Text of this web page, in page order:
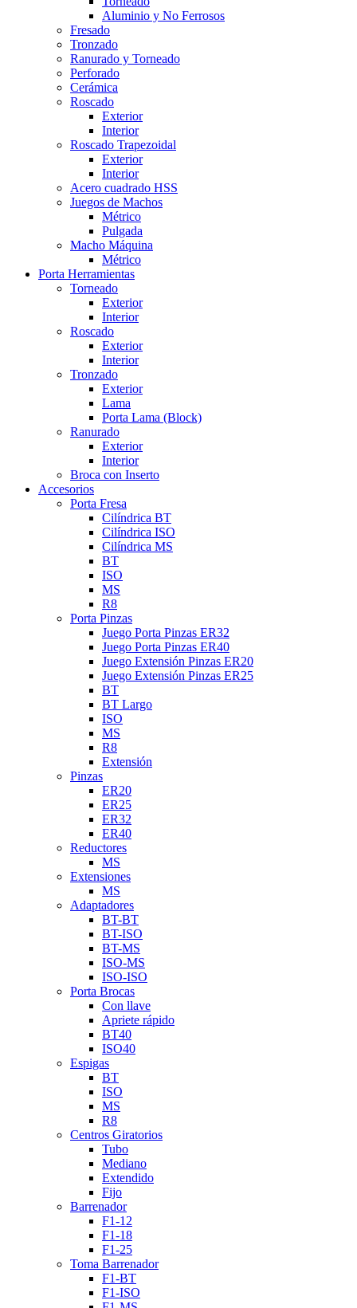
Aluminio y No Ferrosos
Fresado
Tronzado
Ranurado y Torneado
Perforado
Cerámica
Roscado
Exterior
Interior
Roscado Trapezoidal
Exterior
Interior
Acero cuadrado HSS
Juegos de Machos
Métrico
Pulgada
Macho Máquina
Métrico
Porta Herramientas
Torneado
Exterior
Interior
Roscado
Exterior
Interior
Tronzado
Exterior
Lama
Porta Lama (Block)
Ranurado
Exterior
Interior
Broca con Inserto
Accesorios
Porta Fresa
Cilíndrica BT
Cilíndrica ISO
Cilíndrica MS
BT
ISO
MS
R8
Porta Pinzas
Juego Porta Pinzas ER32
Juego Porta Pinzas ER40
Juego Extensión Pinzas ER20
Juego Extensión Pinzas ER25
BT
BT Largo
ISO
MS
R8
Extensión
Pinzas
ER20
ER25
ER32
ER40
Reductores
MS
Extensiones
MS
Adaptadores
BT-BT
BT-ISO
BT-MS
ISO-MS
ISO-ISO
Porta Brocas
Con llave
Apriete rápido
BT40
ISO40
Espigas
BT
ISO
MS
R8
Centros Giratorios
Tubo
Mediano
Extendido
Fijo
Barrenador
F1-12
F1-18
F1-25
Toma Barrenador
F1-BT
F1-ISO